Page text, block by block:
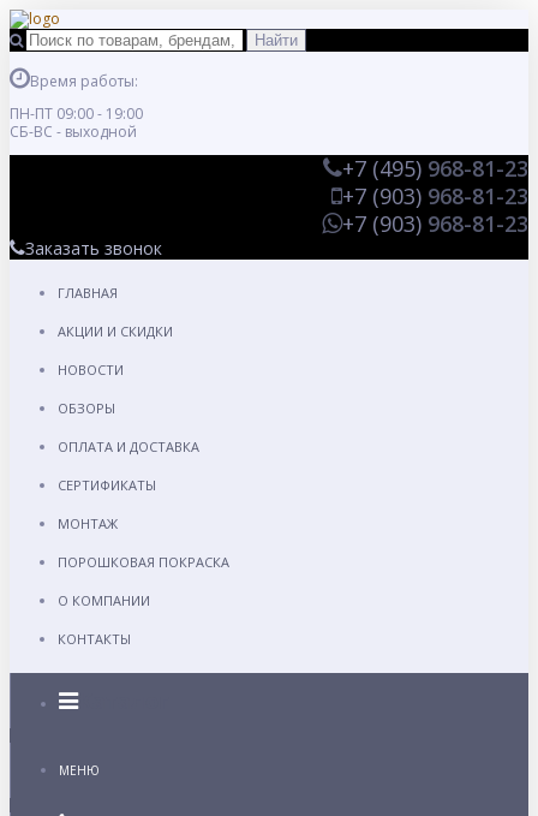
Время работы:
ПН-ПТ 09:00 - 19:00
СБ-ВС - выходной
+7 (495) 968-81-23
+7 (903) 968-81-23
+7 (903) 968-81-23
Заказать звонок
ГЛАВНАЯ
АКЦИИ И СКИДКИ
НОВОСТИ
ОБЗОРЫ
ОПЛАТА И ДОСТАВКА
СЕРТИФИКАТЫ
МОНТАЖ
ПОРОШКОВАЯ ПОКРАСКА
О КОМПАНИИ
КОНТАКТЫ
Каталог
МЕНЮ